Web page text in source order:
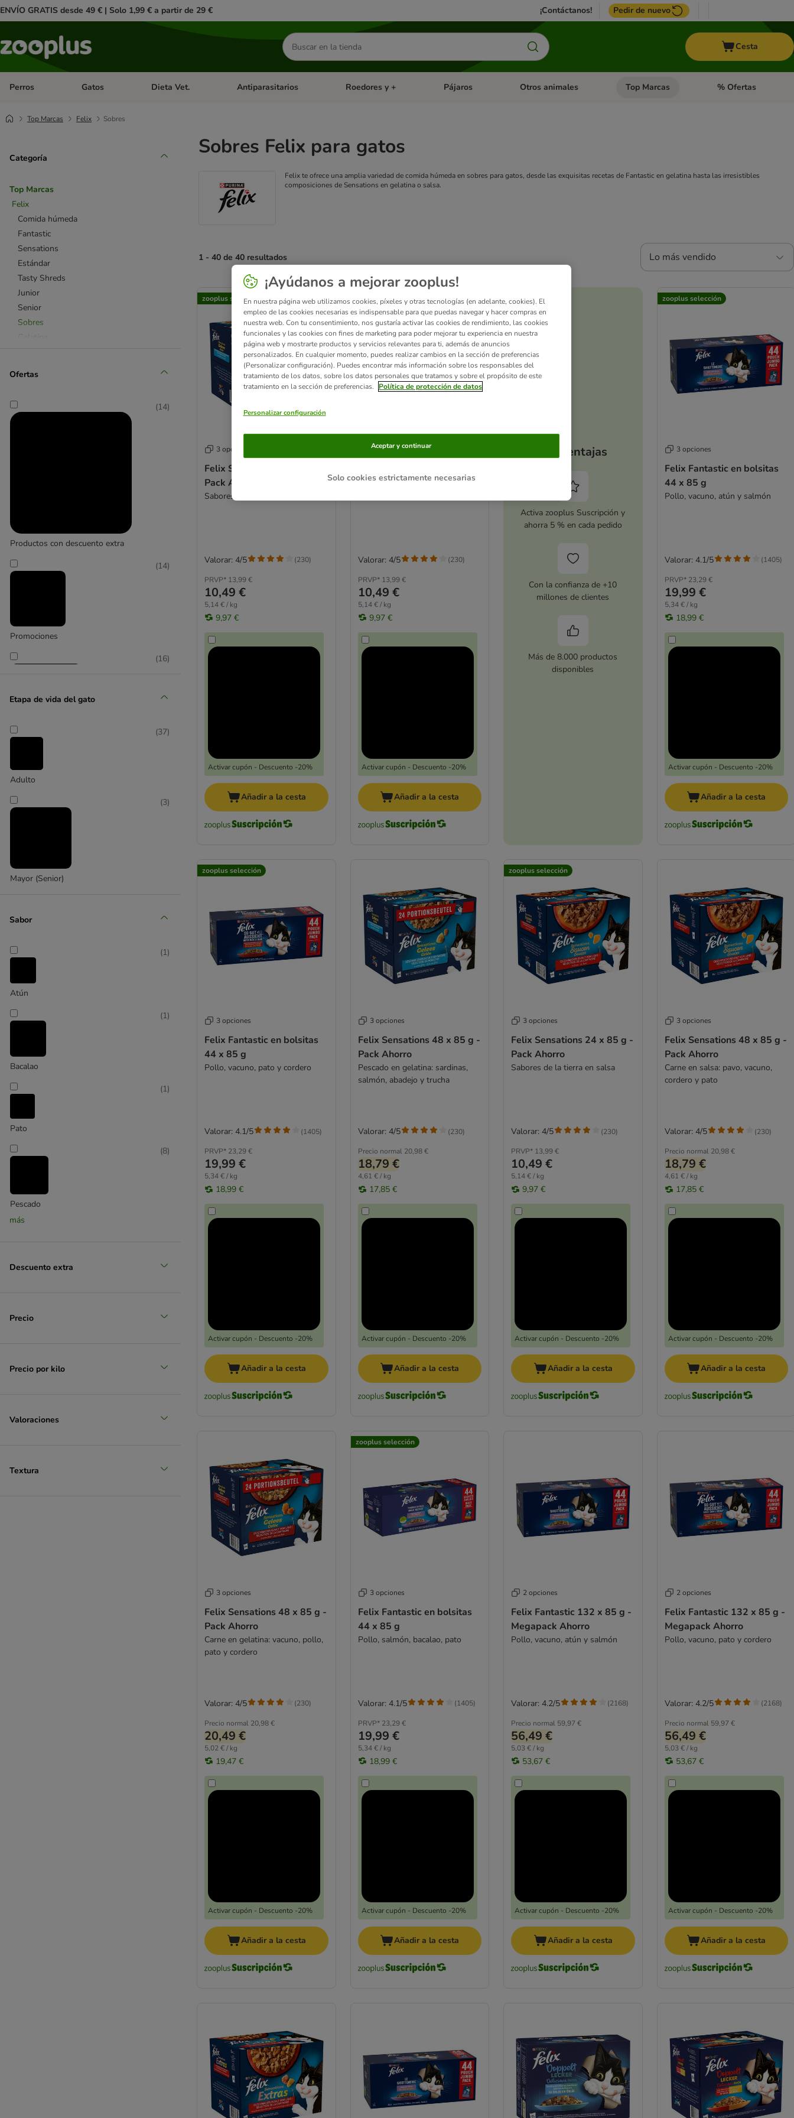
ENVÍO GRATIS desde 49 € | Solo 1,99 € a partir de 29 € ¡Contáctanos! Pedir de nuevo
Buscar
productos
Cesta
Perros Menú de categoria abierto: Perros
Gatos Menú de categoria abierto: Gatos
Dieta Vet. Menú de categoria abierto: Dieta Vet.
Antiparasitarios Menú de categoria abierto: Antiparasitarios
Roedores y + Menú de categoria abierto: Roedores y +
Pájaros Menú de categoria abierto: Pájaros
Otros animales Menú de categoria abierto: Otros animales
Top Marcas Menú de categoria
% Ofertas
Top Marcas Felix Sobres
Categoría
Top Marcas
Felix
Comida húmeda
Fantastic
Sensations
Estándar
Tasty Shreds
Junior
Senior
Sobres
Ofertas
Productos con descuento extra
(14)
Promociones
(14)
(16)
Etapa de vida del gato
Adulto
(37)
Mayor (Senior)
(3)
Sabor
Atún
(1)
Bacalao
(1)
Pato
(1)
Pescado
(8)
Pollo
más
Descuento extra
Precio
Precio por kilo
Valoraciones
Textura
Sobres Felix para gatos
Felix te ofrece una amplia variedad de comida húmeda en sobres para gatos, desde las exquisitas recetas de Fantastic en gelatina hasta las irresistibles
composiciones de Sensations en gelatina o salsa.
1 - 40 de 40 resultados Lo más vendido
product items have been changed
zooplus selección
3 opciones
Felix Sensations 24 x 85 g -
Pack Ahorro
Sabores del océano en gelatina
PRVP* 13,99 €
10,49 €
5,14 € / kg
9,97 €
Activar cupón - Descuento -20%
Valorar: 4/5 (230)
Añadir a la cesta
zooplus selección
3 opciones
Pack Ahorro
PRVP* 13,99 €
10,49 €
5,14 € / kg
9,97 €
Activar cupón - Descuento -20%
Valorar: 4/5 (230)
Añadir a la cesta
Tus ventajas
Activa zooplus Suscripción y
ahorra 5 % en cada pedido
Con la confianza de +10
millones de clientes
Más de 8.000 productos
disponibles
zooplus selección
3 opciones
Felix Fantastic en bolsitas
44 x 85 g
Pollo, vacuno, atún y salmón
PRVP* 23,29 €
19,99 €
5,34 € / kg
18,99 €
Activar cupón - Descuento -20%
Valorar: 4.1/5 (1405)
Añadir a la cesta
zooplus selección
3 opciones
Felix Fantastic en bolsitas
44 x 85 g
Pollo, vacuno, pato y cordero
PRVP* 23,29 €
19,99 €
5,34 € / kg
18,99 €
Activar cupón - Descuento -20%
Valorar: 4.1/5 (1405)
Añadir a la cesta
3 opciones
Felix Sensations 48 x 85 g -
Pack Ahorro
Pescado en gelatina: sardinas,
salmón, abadejo y trucha
Precio normal 20,98 €
18,79 €
4,61 € / kg
17,85 €
Activar cupón - Descuento -20%
Valorar: 4/5 (230)
Añadir a la cesta
zooplus selección
3 opciones
Felix Sensations 24 x 85 g -
Pack Ahorro
Sabores de la tierra en salsa
PRVP* 13,99 €
10,49 €
5,14 € / kg
9,97 €
Activar cupón - Descuento -20%
Valorar: 4/5 (230)
Añadir a la cesta
3 opciones
Felix Sensations 48 x 85 g -
Pack Ahorro
Carne en salsa: pavo, vacuno,
cordero y pato
Precio normal 20,98 €
18,79 €
4,61 € / kg
17,85 €
Activar cupón - Descuento -20%
Valorar: 4/5 (230)
Añadir a la cesta
3 opciones
Felix Sensations 48 x 85 g -
Pack Ahorro
Carne en gelatina: vacuno, pollo,
pato y cordero
Precio normal 20,98 €
20,49 €
5,02 € / kg
19,47 €
Activar cupón - Descuento -20%
Valorar: 4/5 (230)
Añadir a la cesta
zooplus selección
3 opciones
Felix Fantastic en bolsitas
44 x 85 g
Pollo, salmón, bacalao, pato
PRVP* 23,29 €
19,99 €
5,34 € / kg
18,99 €
Activar cupón - Descuento -20%
Valorar: 4.1/5 (1405)
Añadir a la cesta
2 opciones
Felix Fantastic 132 x 85 g -
Megapack Ahorro
Pollo, vacuno, atún y salmón
Precio normal 59,97 €
56,49 €
5,03 € / kg
53,67 €
Activar cupón - Descuento -20%
Valorar: 4.2/5 (2168)
Añadir a la cesta
2 opciones
Felix Fantastic 132 x 85 g -
Megapack Ahorro
Pollo, vacuno, pato y cordero
Precio normal 59,97 €
56,49 €
5,03 € / kg
53,67 €
Activar cupón - Descuento -20%
Valorar: 4.2/5 (2168)
Añadir a la cesta
¡Ayúdanos a mejorar zooplus!
En nuestra página web utilizamos cookies, píxeles y otras tecnologías (en adelante, cookies). El
empleo de las cookies necesarias es indispensable para que puedas navegar y hacer compras en
nuestra web. Con tu consentimiento, nos gustaría activar las cookies de rendimiento, las cookies
funcionales y las cookies con fines de marketing para poder mejorar tu experiencia en nuestra
página web y mostrarte productos y servicios relevantes para ti, además de anuncios
personalizados. En cualquier momento, puedes realizar cambios en la sección de preferencias
(Personalizar configuración). Puedes encontrar más información sobre los responsables del
tratamiento de los datos, sobre los datos personales que tratamos y sobre el propósito de este
tratamiento en la sección de preferencias.
Política de protección de datos
Personalizar configuración
Solo cookies estrictamente necesarias
Aceptar y continuar